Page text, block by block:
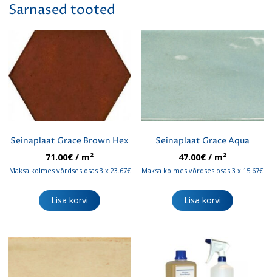
Sarnased tooted
Seinaplaat Grace Brown Hex
71.00€ / m²
Maksa kolmes võrdses osas 3 x 23.67€
Lisa korvi
Seinaplaat Grace Aqua
47.00€/ m²
Maksa kolmes võrdses osas 3 x 15.67€
Lisa korvi